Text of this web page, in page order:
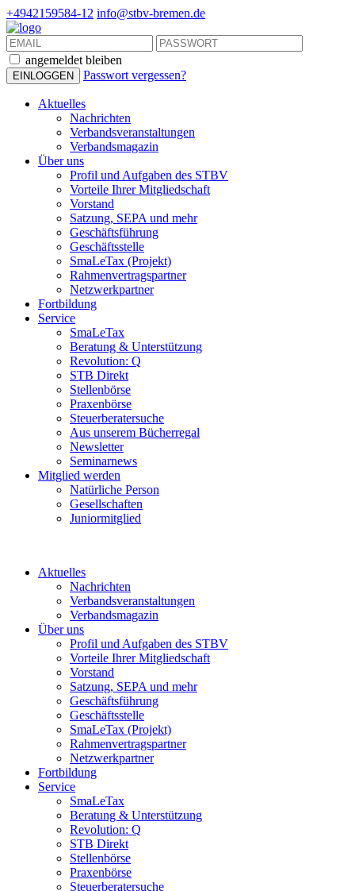
+4942159584-12 info@stbv-bremen.de
angemeldet bleiben
Passwort vergessen?
Aktuelles
Nachrichten
Verbandsveranstaltungen
Verbandsmagazin
Über uns
Profil und Aufgaben des STBV
Vorteile Ihrer Mitgliedschaft
Vorstand
Satzung, SEPA und mehr
Geschäftsführung
Geschäftsstelle
SmaLeTax (Projekt)
Rahmenvertragspartner
Netzwerkpartner
Fortbildung
Service
SmaLeTax
Beratung & Unterstützung
Revolution: Q
STB Direkt
Stellenbörse
Praxenbörse
Steuerberatersuche
Aus unserem Bücherregal
Newsletter
Seminarnews
Mitglied werden
Natürliche Person
Gesellschaften
Juniormitglied
Aktuelles
Nachrichten
Verbandsveranstaltungen
Verbandsmagazin
Über uns
Profil und Aufgaben des STBV
Vorteile Ihrer Mitgliedschaft
Vorstand
Satzung, SEPA und mehr
Geschäftsführung
Geschäftsstelle
SmaLeTax (Projekt)
Rahmenvertragspartner
Netzwerkpartner
Fortbildung
Service
SmaLeTax
Beratung & Unterstützung
Revolution: Q
STB Direkt
Stellenbörse
Praxenbörse
Steuerberatersuche